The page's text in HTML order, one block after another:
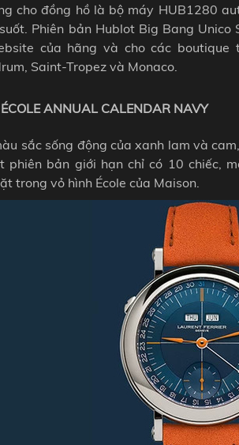
cho đồng hồ là bộ máy HUB1280
Phiên bản Hublot Big Bang Unico
của hãng và cho các
Saint-Tropez và Monaco.
ANNUAL CALENDAR NAVY
sắc sống động của xanh lam và
phiên bản giới hạn chỉ có 10 chiếc,
trong vỏ hình École của Maison.